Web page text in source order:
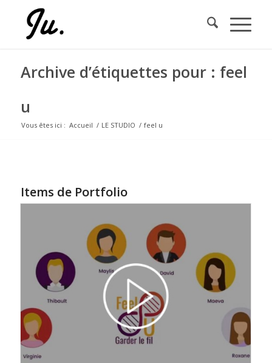
Archive d’étiquettes pour : feel
u
Vous êtes ici : Accueil / LE STUDIO / feel u
Items de Portfolio